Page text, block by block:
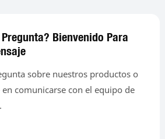
Bienvenido Para
sobre nuestros productos o
comunicarse con el equipo de